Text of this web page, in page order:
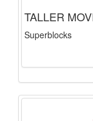
TALLER
Superblocks